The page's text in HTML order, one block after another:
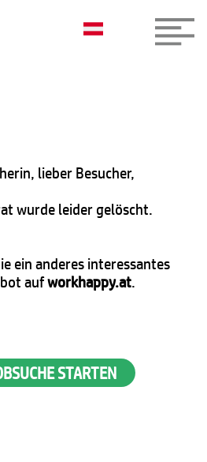
lieber Besucher,
wurde leider gelöscht.
ein anderes interessantes
aufworkhappy.at.
STARTEN